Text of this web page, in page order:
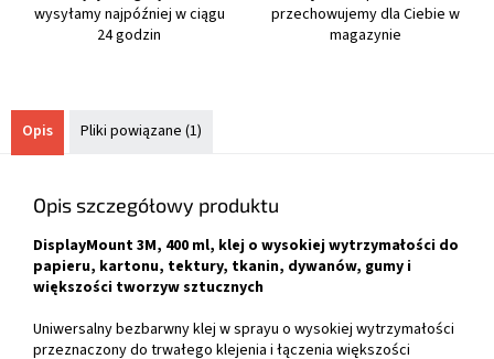
wysyłamy najpóźniej w ciągu
24 godzin
przechowujemy dla Ciebie w
magazynie
Opis Pliki powiązane (1)
Opis szczegółowy produktu
DisplayMount 3M, 400 ml, klej o wysokiej wytrzymałości do
papieru, kartonu, tektury, tkanin, dywanów, gumy i
większości tworzyw sztucznych
Uniwersalny bezbarwny klej w sprayu o wysokiej wytrzymałości
przeznaczony do trwałego klejenia i łączenia większości